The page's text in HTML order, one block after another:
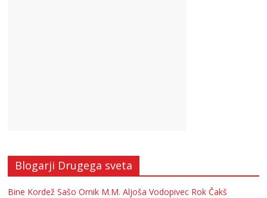
Blogarji Drugega sveta
Bine Kordež Sašo Ornik M.M. Aljoša Vodopivec Rok Čakš